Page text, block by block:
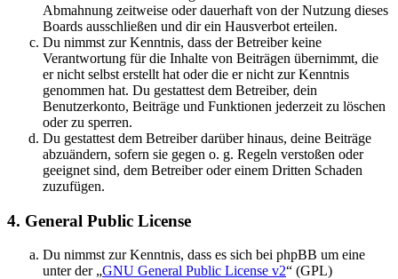
Abmahnung zeitweise oder dauerhaft von der Nutzung dieses
Boards ausschließen und dir ein Hausverbot erteilen.
Du nimmst zur Kenntnis, dass der Betreiber keine
Verantwortung für die Inhalte von Beiträgen übernimmt, die
er nicht selbst erstellt hat oder die er nicht zur Kenntnis
genommen hat. Du gestattest dem Betreiber, dein
Benutzerkonto, Beiträge und Funktionen jederzeit zu löschen
oder zu sperren.
Du gestattest dem Betreiber darüber hinaus, deine Beiträge
abzuändern, sofern sie gegen o. g. Regeln verstoßen oder
geeignet sind, dem Betreiber oder einem Dritten Schaden
zuzufügen.
4. General Public License
Du nimmst zur Kenntnis, dass es sich bei phpBB um eine
unter der „GNU General Public License v2“ (GPL)